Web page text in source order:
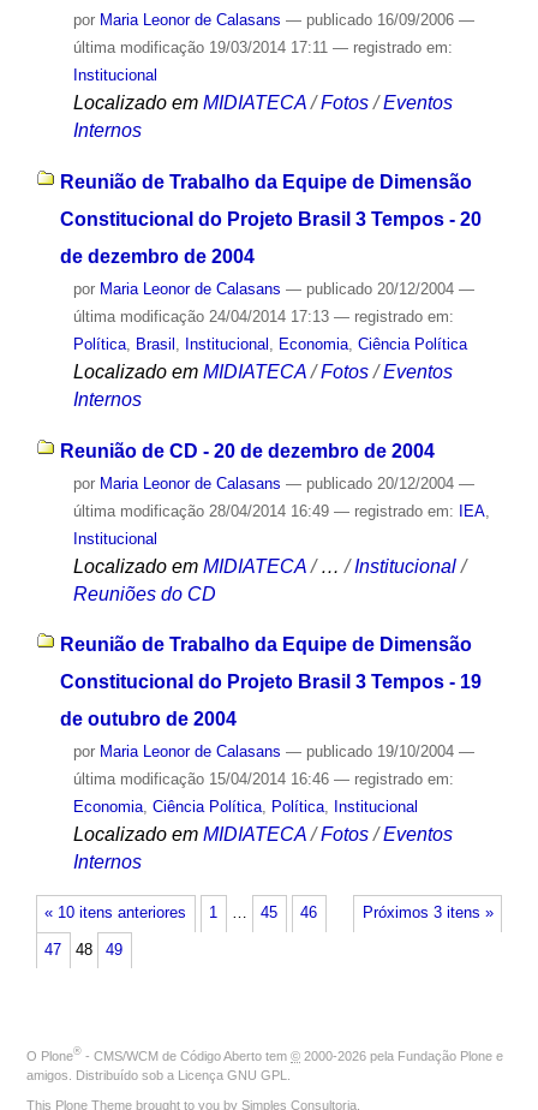
por Maria Leonor de Calasans — publicado16/09/2006 —
última modificação19/03/2014 17:11 — registrado em:
Institucional
Localizado em MIDIATECA /Fotos /Eventos
Internos
Reunião de Trabalho da Equipe de Dimensão
Constitucional do Projeto Brasil 3 Tempos - 20
de dezembro de 2004
por Maria Leonor de Calasans — publicado20/12/2004 —
última modificação24/04/2014 17:13 — registrado em:
Política, Brasil Institucional Economia, Ciência Política
Localizado em MIDIATECA /Fotos /Eventos
Internos
Reunião de CD - 20 de dezembro de 2004
por Maria Leonor de Calasans — publicado20/12/2004 —
última modificação28/04/2014 16:49 — registrado em: IEA,
Institucional
Localizado em MIDIATECA /…/Institucional /
Reuniões do CD
Reunião de Trabalho da Equipe de Dimensão
Constitucional do Projeto Brasil 3 Tempos - 19
de outubro de 2004
por Maria Leonor de Calasans — publicado19/10/2004 —
última modificação15/04/2014 16:46 — registrado em:
Economia, Ciência Política, Política, Institucional
Localizado em MIDIATECA /Fotos /Eventos
Internos
« 10 itens anteriores Próximos 3 itens »
1 … 45 46
47 48 49
O Plone® - CMS/WCM de Código Aberto tem © 2000-2026 pela Fundação Plone e
amigos. Distribuído sob a Licença GNU GPL
This Plone Theme brought to you by Simples Consultoria